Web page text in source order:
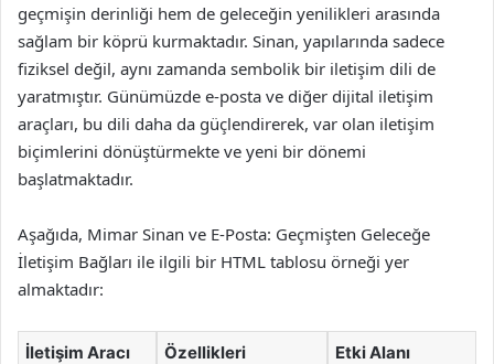
geçmişin derinliği hem de geleceğin yenilikleri arasında
sağlam bir köprü kurmaktadır. Sinan, yapılarında sadece
fiziksel değil, aynı zamanda sembolik bir iletişim dili de
yaratmıştır. Günümüzde e-posta ve diğer dijital iletişim
araçları, bu dili daha da güçlendirerek, var olan iletişim
biçimlerini dönüştürmekte ve yeni bir dönemi
başlatmaktadır.
Aşağıda, Mimar Sinan ve E-Posta: Geçmişten Geleceğe
İletişim Bağları ile ilgili bir HTML tablosu örneği yer
almaktadır:
İletişim Aracı Özellikleri Etki Alanı